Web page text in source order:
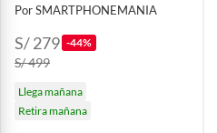
Por SMARTPHONEMANIA
S/ 279 -44%
S/ 499
Llega mañana
Retira mañana